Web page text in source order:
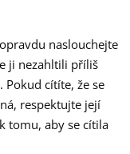
naslouchejte
ji nezahltili příliš
cítíte, že se
respektujte její
tomu, aby se cítila